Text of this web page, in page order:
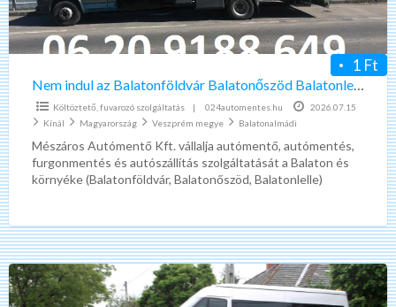
környékén?
Segítünk.
1 Ft
Nem indul az Balatonföldvár Balatonőszöd Balatonlelle környékén? Segítünk.
Költöztető, fuvarozó szolgáltatás | 024automentes.hu
2026.07.15
Kínál
Magyarország Veszprém megye Balatonalmádi
Mészáros Autómentő Kft. vállalja autómentő, autómentés,
furgonmentés és autószállítás szolgáltatását a Balaton és
környéke (Balatonföldvár, Balatonőszöd, Balatonlelle)
Autómentő
Balatonakarattya